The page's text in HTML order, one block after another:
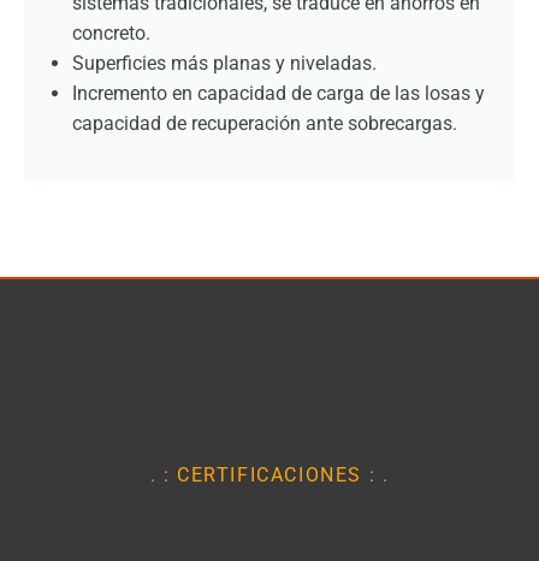
concreto.
Superficies más planas y niveladas.
Incremento en capacidad de carga de las losas y
capacidad de recuperación ante sobrecargas.
. : CERTIFICACIONES : .